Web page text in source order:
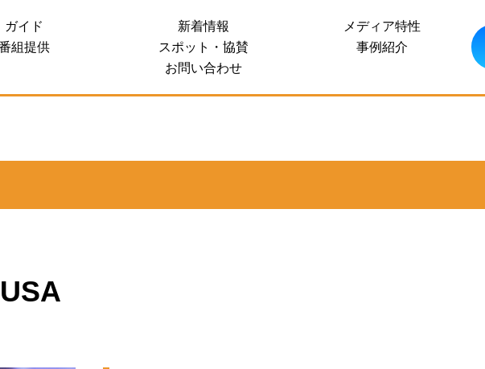
SALES SITE
ガイド 新着情報
メディア特性
組提供
スポット・協賛
事例紹介
お問い合わせ